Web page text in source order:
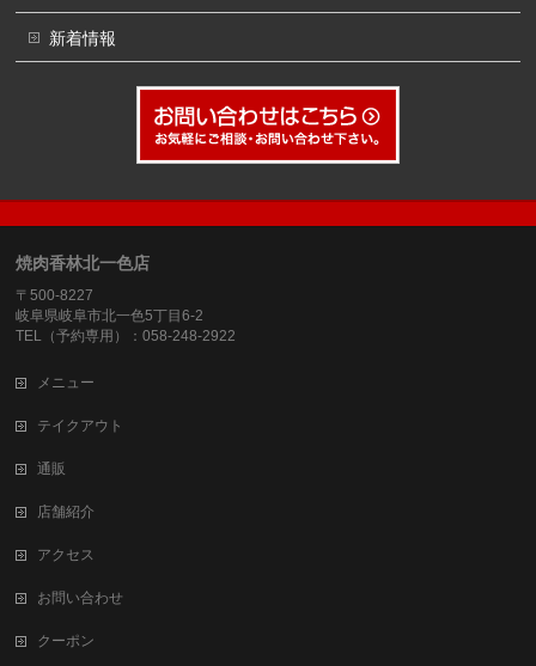
新着情報
焼肉香林北一色店
〒500-8227
岐阜県岐阜市北一色5丁目6-2
TEL（予約専用）：058-248-2922
メニュー
テイクアウト
通販
店舗紹介
アクセス
お問い合わせ
クーポン